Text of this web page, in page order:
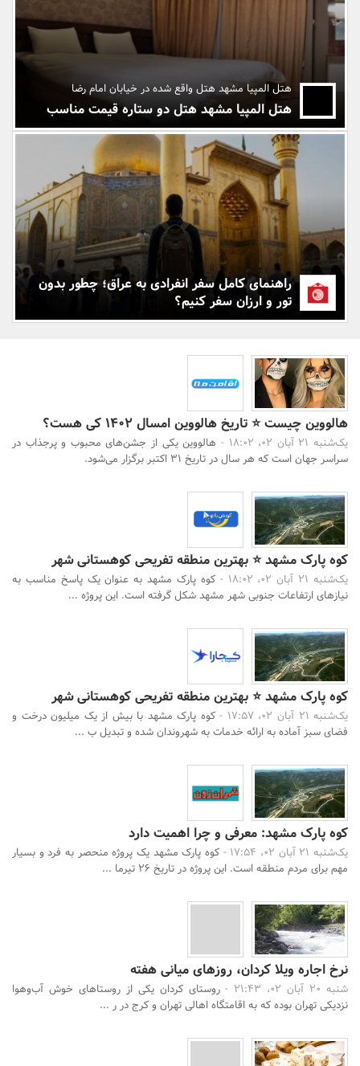
بانک، بیمه و سرمایه
مسکن و ساختمان
هتل المپیا مشهد هتل واقع شده در خیابان امام رضا
هتل المپیا مشهد هتل دو ستاره قیمت مناسب
راهنمای کامل سفر انفرادی به عراق؛ چطور بدون
تور و ارزان سفر کنیم؟
هالووین چیست ⭐ تاریخ هالووین امسال 1402 کی هست؟
یک‌شنبه 21 آبان 02، 18:02 -
هالووین یکی از جشن‌های محبوب و پرجذاب در
سراسر جهان است که هر سال در تاریخ ۳۱ اکتبر برگزار می‌شود.
کوه پارک مشهد ⭐ بهترین منطقه تفریحی کوهستانی شهر
یک‌شنبه 21 آبان 02، 18:02 -
کوه پارک مشهد به عنوان یک پاسخ مناسب به
نیازهای ارتفاعات جنوبی شهر مشهد شکل گرفته است. این پروژه ...
کوه پارک مشهد ⭐ بهترین منطقه تفریحی کوهستانی شهر
یک‌شنبه 21 آبان 02، 17:57 -
کوه پارک مشهد با بیش از یک میلیون درخت و
فضای سبز آماده به ارائه خدمات به شهروندان شده و تبدیل ب ...
کوه پارک مشهد: معرفی و چرا اهمیت دارد
یک‌شنبه 21 آبان 02، 17:54 -
کوه پارک مشهد یک پروژه منحصر به فرد و بسیار
مهم برای مردم منطقه است. این پروژه در تاریخ ۲۶ تیرما ...
نرخ اجاره ویلا کردان، روزهای میانی هفته
شنبه 20 آبان 02، 21:43 -
روستای کردان یکی از روستاهای خوش آب‌وهوا
نزدیکی تهران بوده که به اقامتگاه اهالی تهران و کرج در ر ...